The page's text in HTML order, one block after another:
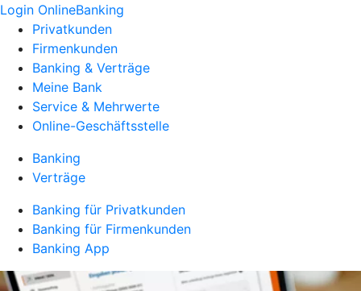
Login OnlineBanking
Privatkunden
Firmenkunden
Banking & Verträge
Meine Bank
Service & Mehrwerte
Online-Geschäftsstelle
Banking
Verträge
Banking für Privatkunden
Banking für Firmenkunden
Banking App